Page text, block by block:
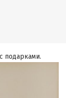
подарками.